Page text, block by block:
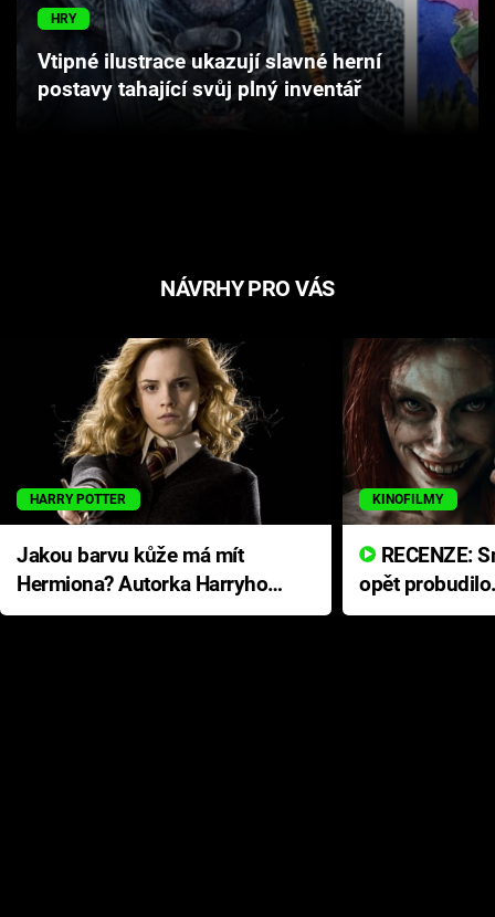
Cool Esport
Pořady
HRY
Vtipné ilustrace ukazují slavné herní
postavy tahající svůj plný inventář
NÁVRHY PRO VÁS
HARRY POTTER
Jakou barvu kůže má mít
Hermiona? Autorka Harryho
Pottera přišla s ráznou
KINOFILMY
opět
přichází s